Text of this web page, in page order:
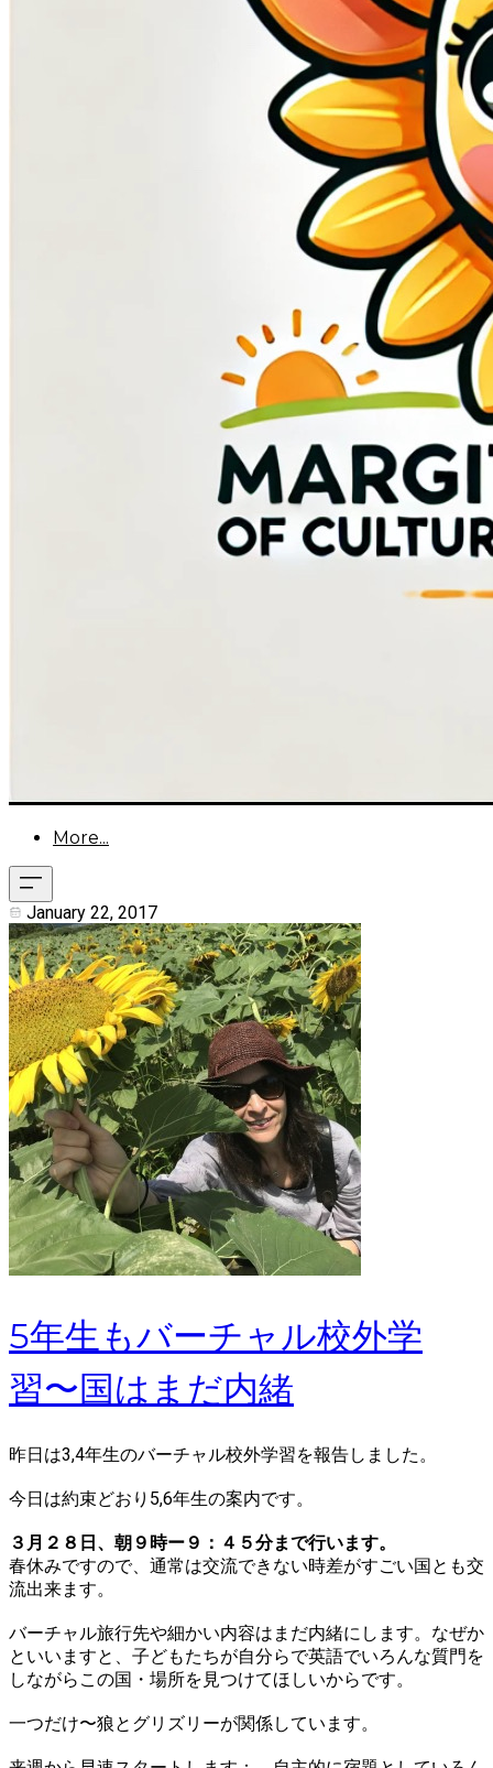
More...
January 22, 2017
5年生もバーチャル校外学
習〜国はまだ内緒
昨日は3,4年生のバーチャル校外学習を報告しました。
今日は約束どおり5,6年生の案内です。
３月２８日、朝９時ー９：４５分まで行います。
春休みですので、通常は交流できない時差がすごい国とも交
流出来ます。
バーチャル旅行先や細かい内容はまだ内緒にします。なぜか
といいますと、子どもたちが自分らで英語でいろんな質門を
しながらこの国・場所を見つけてほしいからです。
一つだけ〜狼とグリズリーが関係しています。